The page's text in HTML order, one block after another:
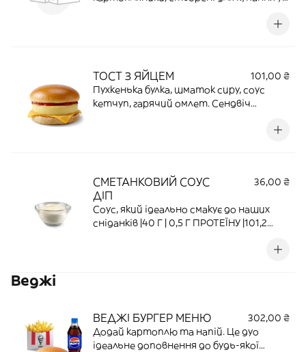
ранкове меню — цей топовий перекус
ТОСТ З ЯЙЦЕМ
101,00 ₴
Пухкенька булка, шматок сиру, соус
кетчуп, гарячий омлет. Сендвіч
СМЕТАНКОВИЙ СОУС
ДІП
36,00 ₴
Соус, який ідеально смакує до наших
сніданків |40 Г | 0,5 Г ПРОТЕЇНУ |101,2
Веджі
ВЕДЖІ БУРГЕР МЕНЮ
302,00 ₴
Додай картоплю та напій. Це дуо
ідеальне доповнення до будь-якої